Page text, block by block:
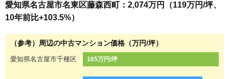
愛知県名古屋市名東区藤森西町：2,074万円（119万円/坪、
10年前比+103.5%）
（参考）周辺の中古マンション価格（万円/坪）
愛知県名古屋市千種区 165万円/坪